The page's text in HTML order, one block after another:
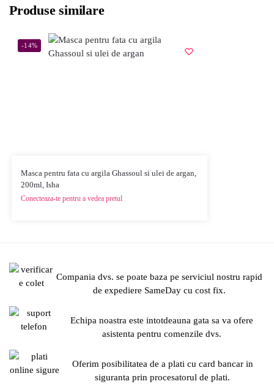
Produse similare
-14%
Masca pentru fata cu argila Ghassoul si ulei de argan,
200ml, Isha
Conecteaza-te pentru a vedea pretul
Compania dvs. se poate baza pe serviciul nostru rapid
de expediere SameDay cu cost fix.
Echipa noastra este intotdeauna gata sa va ofere
asistenta pentru comenzile dvs.
Oferim posibilitatea de a plati cu card bancar in
siguranta prin procesatorul de plati.